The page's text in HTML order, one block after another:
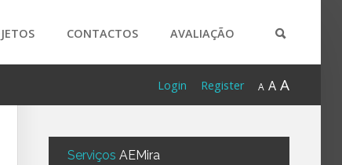
CONTACTOS AVALIAÇÃO
A A A
Register
Login
ServiçosAEMira